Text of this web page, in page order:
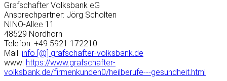
Grafschafter Volksbank eG
Ansprechpartner: Jörg Scholten
NINO-Allee 11
48529 Nordhorn
Telefon: +49 5921 172210
Mail: info [@] grafschafter-volksbank.de
www: https://www.grafschafter-
volksbank.de/firmenkunden0/heilberufe---gesundheit.html